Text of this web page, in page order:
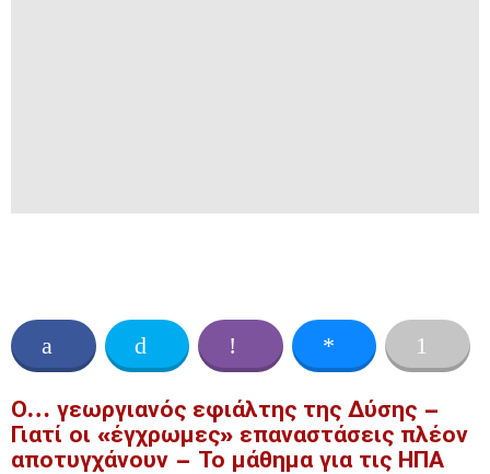
Ο… γεωργιανός εφιάλτης της Δύσης –
Γιατί οι «έγχρωμες» επαναστάσεις πλέον
αποτυγχάνουν – Το μάθημα για τις ΗΠΑ